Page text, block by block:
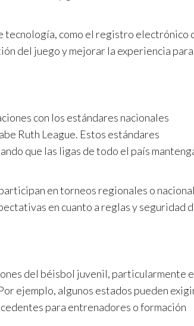
tecnología, como el registro electrónico
del juego y mejorar la experiencia para
con los estándares nacionales
Ruth League. Estos estándares
que las ligas de todo el país
en torneos regionales o
en cuanto a reglas y seguridad
del béisbol juvenil, particularmente
ejemplo, algunos estados pueden
para entrenadores o formación